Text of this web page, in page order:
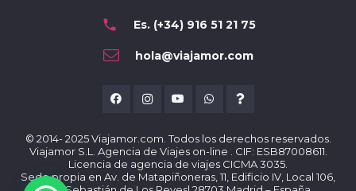
phone Es. (+34) 916 51 21 75
hola@viajamor.com
© 2014- 2025 Viajamor.com. Todos los derechos reservados.
Viajamor S.L. Agencia de Viajes on-line . CIF: ESB87008611.
Licencia de agencia de viajes CICMA 3035.
Sede propia en Av. de Matapiñoneras, 11, Edificio IV, Local 106,